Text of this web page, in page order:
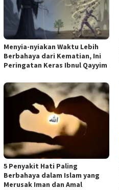
Menyia-nyiakan Waktu Lebih
Berbahaya dari Kematian, Ini
Peringatan Keras Ibnul Qayyim
5 Penyakit Hati Paling
Berbahaya dalam Islam yang
Merusak Iman dan Amal